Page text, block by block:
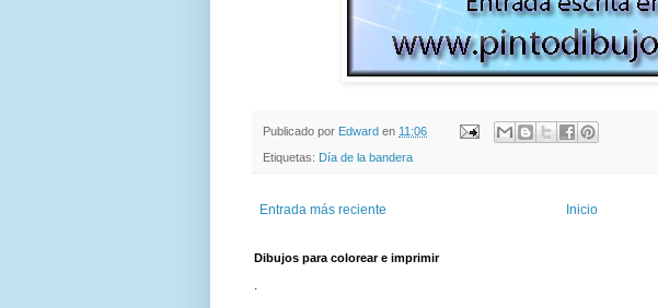
Publicado por Edward en 11:06
Etiquetas: Día de la bandera
Entrada más reciente Inicio
Dibujos para colorear e imprimir
.